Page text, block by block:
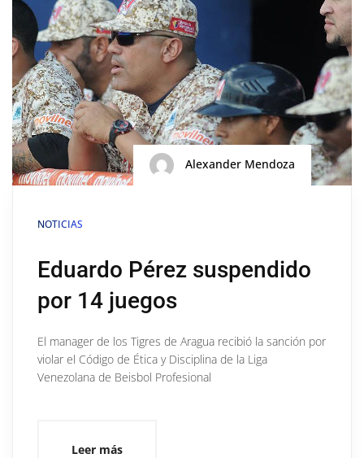
Alexander Mendoza
NOTICIAS
Eduardo Pérez suspendido
por 14 juegos
El manager de los Tigres de Aragua recibió la sanción por
violar el Código de Ética y Disciplina de la Liga
Venezolana de Beisbol Profesional
Leer más